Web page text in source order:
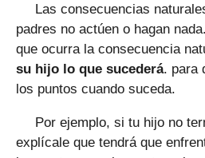
Las consecuencias
padres no actúen o hagan
que ocurra la consecuencia
su hijo lo que sucederá. para
los puntos cuando suceda.
Por ejemplo, si tu hijo no
explícale que tendrá que